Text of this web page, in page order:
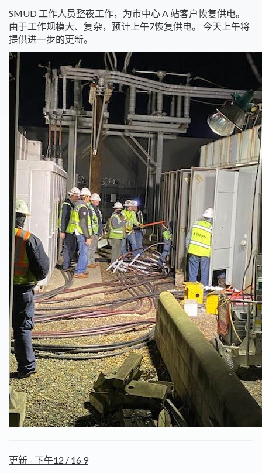
SMUD 工作人员整夜工作，为市中心 A 站客户恢复供电。
由于工作规模大、复杂，预计上午7恢复供电。 今天上午将
提供进一步的更新。
更新 - 下午12 / 16 9